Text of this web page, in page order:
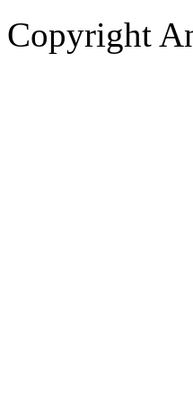
Copyright